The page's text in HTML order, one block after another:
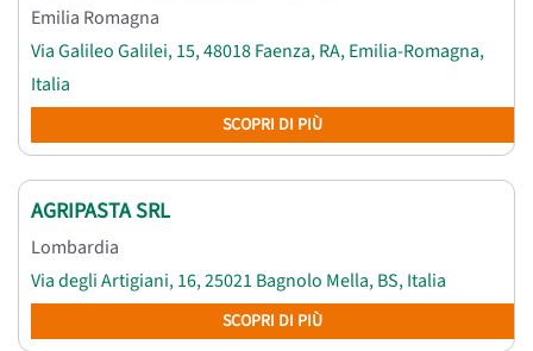
Emilia Romagna
Via Galileo Galilei, 15, 48018 Faenza, RA, Emilia-Romagna,
Italia
SCOPRI DI PIÙ
AGRIPASTA SRL
Lombardia
Via degli Artigiani, 16, 25021 Bagnolo Mella, BS, Italia
SCOPRI DI PIÙ